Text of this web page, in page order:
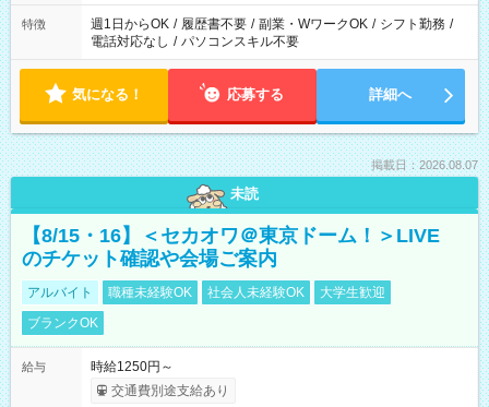
特徴 週1日からOK / 履歴書不要 / 副業・WワークOK / シフト勤務 /
電話対応なし / パソコンスキル不要
気になる！ 応募する 詳細へ
掲載日：2026.08.07
未読
【8/15・16】＜セカオワ＠東京ドーム！＞LIVE
のチケット確認や会場ご案内
アルバイト 職種未経験OK 社会人未経験OK
大学生歓迎
ブランクOK
給与
時給1250円～
交通費別途支給あり